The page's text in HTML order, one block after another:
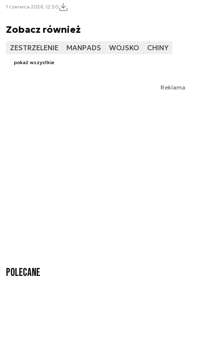
1 czerwca 2026, 12:50
Zobacz również
ZESTRZELENIE MANPADS WOJSKO CHINY
pokaż wszystkie
Reklama
Polecane